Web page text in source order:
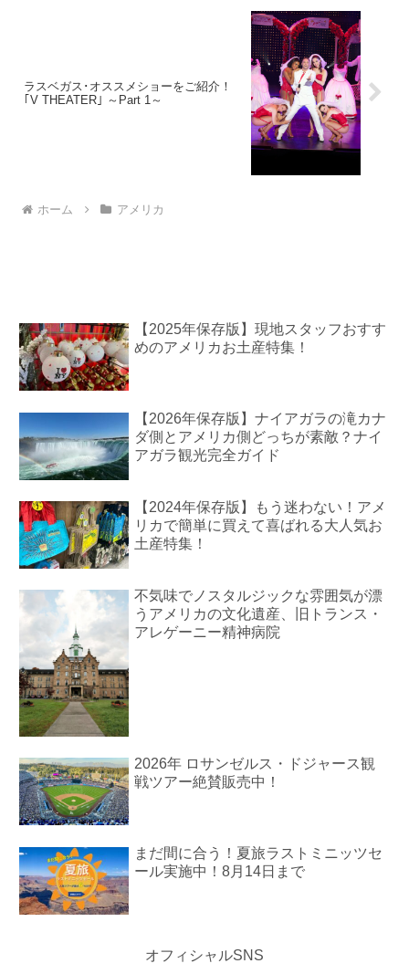
ラスベガス･オススメショーをご紹介！
｢V THEATER｣ ～Part 1～
ホーム アメリカ
【2025年保存版】現地スタッフおすす
めのアメリカお土産特集！
【2026年保存版】ナイアガラの滝カナ
ダ側とアメリカ側どっちが素敵？ナイ
アガラ観光完全ガイド
【2024年保存版】もう迷わない！アメ
リカで簡単に買えて喜ばれる大人気お
土産特集！
不気味でノスタルジックな雰囲気が漂
うアメリカの文化遺産、旧トランス・
アレゲーニー精神病院
2026年 ロサンゼルス・ドジャース観
戦ツアー絶賛販売中！
まだ間に合う！夏旅ラストミニッツセ
ール実施中！8月14日まで
オフィシャルSNS